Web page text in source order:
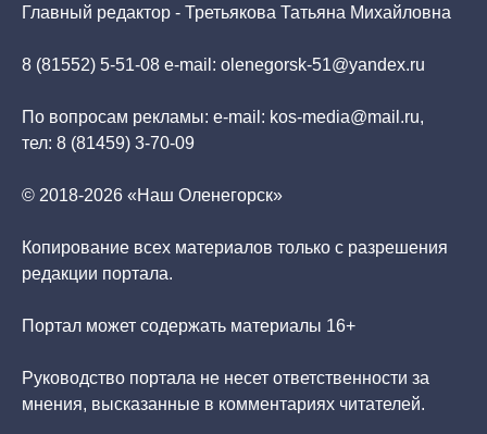
Главный редактор - Третьякова Татьяна Михайловна
8 (81552) 5-51-08 e-mail: olenegorsk-51@yandex.ru
По вопросам рекламы: e-mail: kos-media@mail.ru,
тел: 8 (81459) 3-70-09
© 2018-2026 «Наш Оленегорск»
Копирование всех материалов только с разрешения
редакции портала.
Портал может содержать материалы 16+
Руководство портала не несет ответственности за
мнения, высказанные в комментариях читателей.